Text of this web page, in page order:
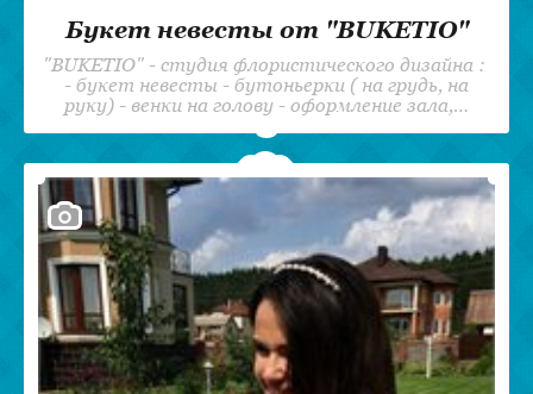
Букет невесты от "BUKETIO"
"BUKETIO" - студия флористического дизайна :
- букет невесты - бутоньерки ( на грудь, на
руку) - венки на голову - оформление зала,…